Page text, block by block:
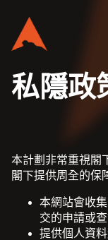
私隱政
本計劃非常重視閣
閣下提供周全的保
本網站會收
交的申請或查
提供個人資